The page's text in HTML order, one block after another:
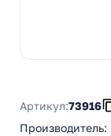
Артикул:73916
Производитель: